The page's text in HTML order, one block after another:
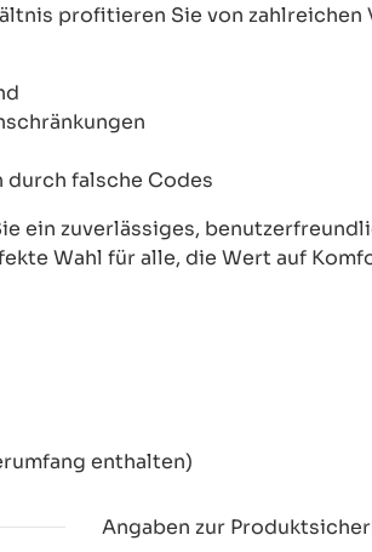
profitieren Sie von
falsche Codes
ein zuverlässiges,
Wahl für alle, die Wert auf
enthalten)
Angaben zur